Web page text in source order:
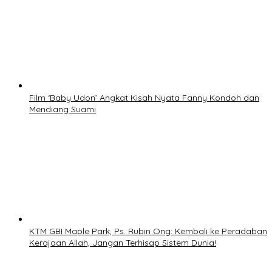
Film ‘Baby Udon’ Angkat Kisah Nyata Fanny Kondoh dan
Mendiang Suami
KTM GBI Maple Park, Ps. Rubin Ong: Kembali ke Peradaban
Kerajaan Allah, Jangan Terhisap Sistem Dunia!